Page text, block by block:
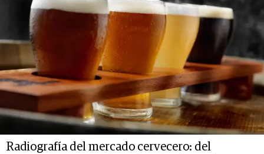
Radiografía del mercado cervecero: del